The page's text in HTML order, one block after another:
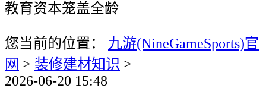
教育资本笼盖全龄
您当前的位置： 九游(NineGameSports)官
网 > 装修建材知识 >
2026-06-20 15:48